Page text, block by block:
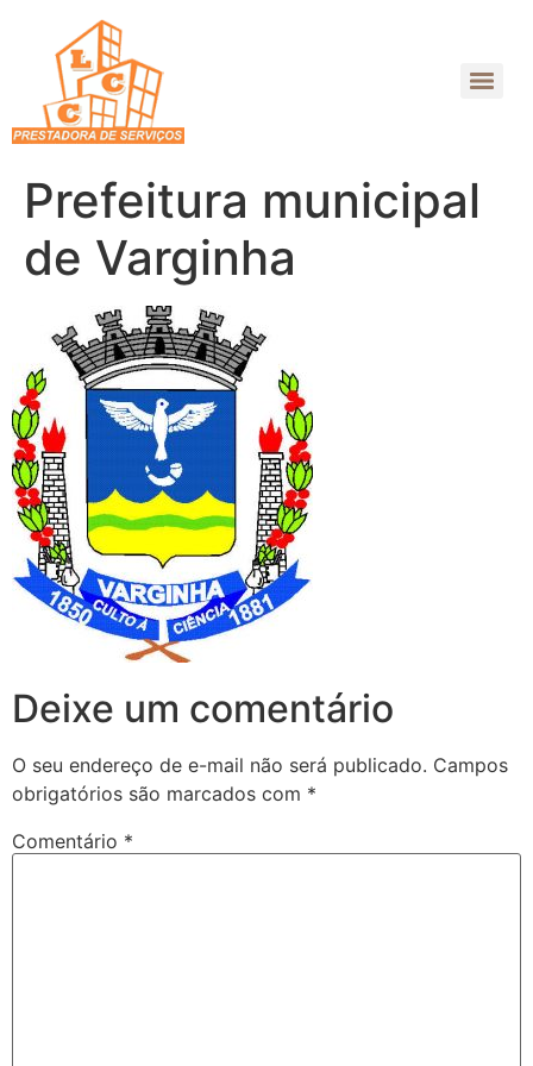
Prefeitura municipal
de Varginha
Deixe um comentário
O seu endereço de e-mail não será publicado. Campos
obrigatórios são marcados com *
Comentário *